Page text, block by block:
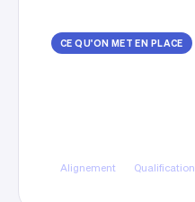
CE QU'ON MET EN PLACE
Alignement Qualification